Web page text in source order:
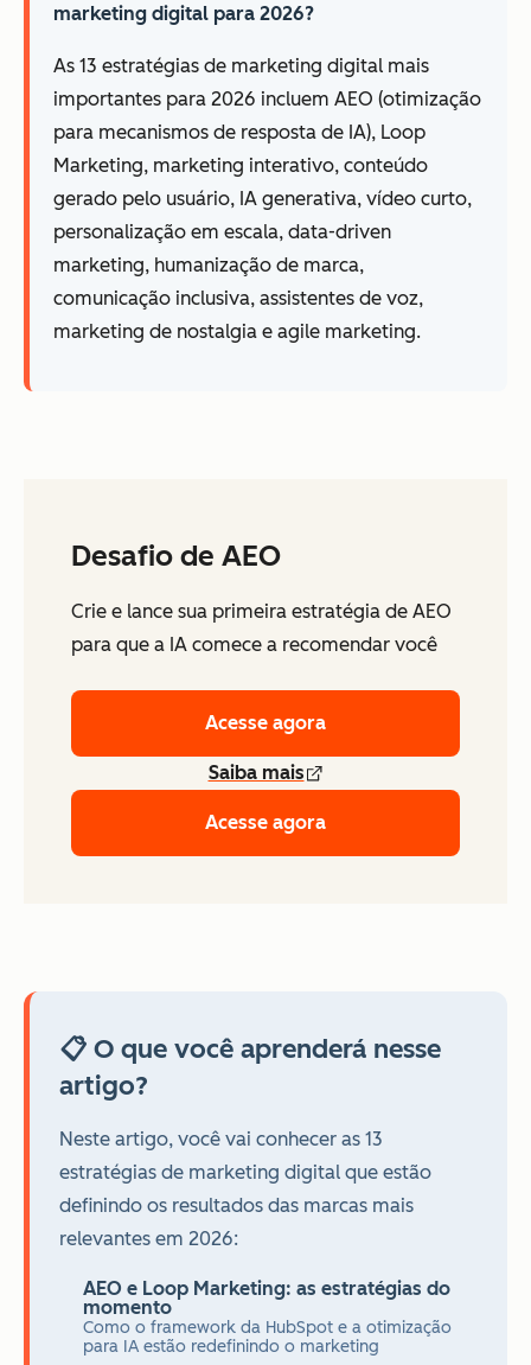
marketing digital para 2026?
As 13 estratégias de marketing digital mais
importantes para 2026 incluem AEO (otimização
para mecanismos de resposta de IA), Loop
Marketing, marketing interativo, conteúdo
gerado pelo usuário, IA generativa, vídeo curto,
personalização em escala, data-driven
marketing, humanização de marca,
comunicação inclusiva, assistentes de voz,
marketing de nostalgia e agile marketing.
Desafio de AEO
Crie e lance sua primeira estratégia de AEO
para que a IA comece a recomendar você
Acesse agora
Saiba mais
Acesse agora
📋 O que você aprenderá nesse
artigo?
Neste artigo, você vai conhecer as 13
estratégias de marketing digital que estão
definindo os resultados das marcas mais
relevantes em 2026:
AEO e Loop Marketing: as estratégias do
momento
Como o framework da HubSpot e a otimização
para IA estão redefinindo o marketing